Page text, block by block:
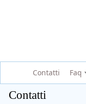
Contatti Faq
Contatti